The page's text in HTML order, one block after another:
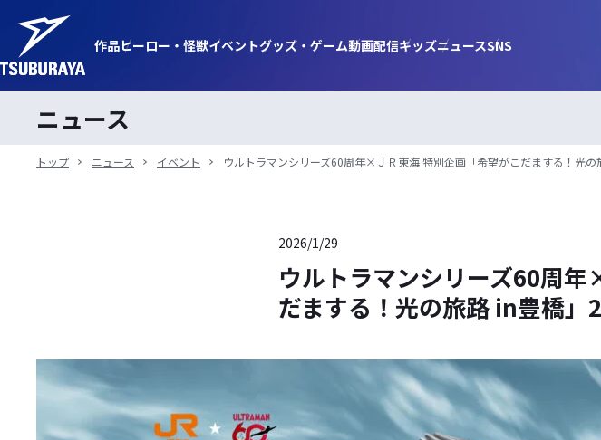
作品ヒーロー・ 怪獣イベントグッズ・ ゲーム動画配信キッズニュースSNS
ニュース
トップ ニュース イベント ウルトラマンシリーズ60周年×ＪＲ東海 特別企画「希望がこだまする！光
2026/1/29
ウルトラマンシリーズ60周
だまする！光の旅路 in豊橋」